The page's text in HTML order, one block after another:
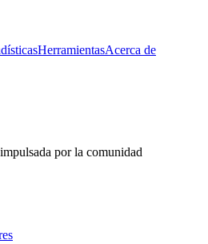
HerramientasAcerca de
por la comunidad